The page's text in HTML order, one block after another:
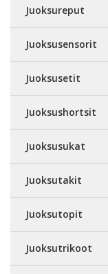
Juoksureput
Juoksusensorit
Juoksusetit
Juoksushortsit
Juoksusukat
Juoksutakit
Juoksutopit
Juoksutrikoot